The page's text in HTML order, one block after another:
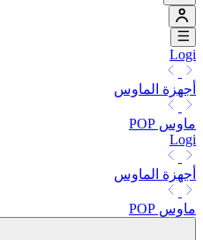
Logi
أجهزة الماوس
ماوس POP
Logi
أجهزة الماوس
ماوس POP